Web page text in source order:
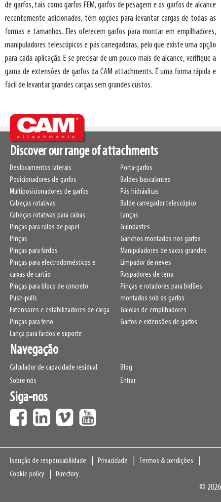
de garfos, tais como garfos FEM, garfos de pesagem e os garfos de alcance
recentemente adicionados, têm opções para levantar cargas de todas as
formas e tamanhos. Eles oferecem garfos para montar em empilhadores,
manipuladores telescópicos e pás carregadoras, pelo que existe uma opção
para cada aplicação. E se precisar de um pouco mais de alcance, verifique a
gama de extensões de garfos da CAM attachments. É uma forma rápida e
fácil de levantar grandes cargas sem grandes custos.
Discover our range of attachments
Deslocamentos laterais
Posicionadores de garfos
Multiposicionadores de garfos
Cabeças rotativas
Cabeças rotativas para caixas
Pinças para rolos de papel
Pinças
Pinças para fardos
Pinças para electrodomésticos e
caixas de cartão
Pinças para bloco de concreto
Push-pulls
Extensores e estabilizadores de carga
Pinças para feno
Lança para fardos e suporte
Porta-garfos
Baldes basculantes
Pás hidráulicas
Balde carregador telescópico
Lanças
Guindastes
Ganchos montados nos garfos
Manipuladores de sacos grandes
Limpador de neves
Raspadores de terra
Pinças e rotadores para bidões
montados sob os garfos
Gaiolas de empilhadores
Garfos e extensões de garfos
Navegação
Calculador de capacidade residual
Sobre nós
Blog
Entrar
Siga-nos
Navigation
Isenção de responsabilidade Privacidade
Termos & condições
Cookie policy
Directory
© 2026